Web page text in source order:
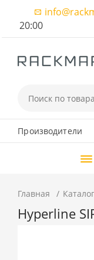
20:00
Производители
Главная
Hyperline